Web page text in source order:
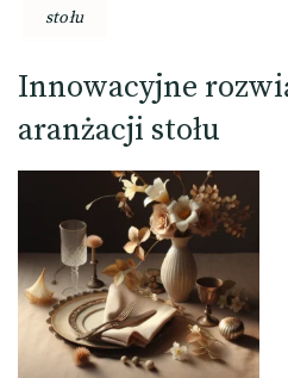
stołu
Innowacyjne
aranżacji stołu